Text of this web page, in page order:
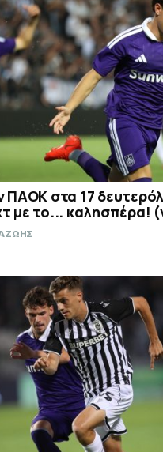
ΠΑΟΚ στα 17
με το... καλησπέρα!